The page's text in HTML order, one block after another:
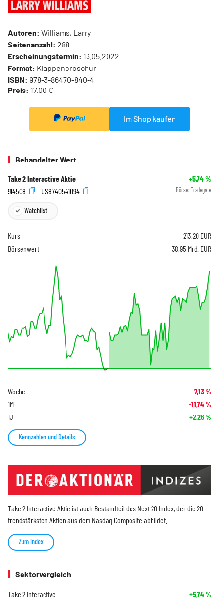
Autoren: Williams, Larry
Seitenanzahl: 288
Erscheinungstermin: 13.05.2022
Format: Klappenbroschur
ISBN: 978-3-86470-840-4
Preis: 17,00 €
Im Shop kaufen
Behandelter Wert
Take 2 Interactive Aktie +5,74%
914508
US8740541094 Börse: Tradegate
Watchlist
Kurs 213,20 EUR
Börsenwert
38,95 Mrd. EUR
Woche -7,13%
1M -11,74%
1J +2,26%
Kennzahlen und Details
Take 2 Interactive Aktie ist auch Bestandteil des Next 20 Index, der die 20
trendstärksten Aktien aus dem Nasdaq Composite abbildet.
Zum Index
Sektorvergleich
Take 2 Interactive +5,74%